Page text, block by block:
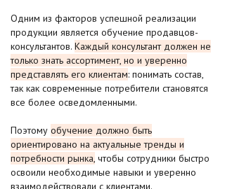
Одним из факторов успешной реализации
продукции является обучение продавцов-
консультантов. Каждый консультант должен не
только знать ассортимент, но и уверенно
представлять его клиентам: понимать состав,
так как современные потребители становятся
все более осведомленными.
Поэтому обучение должно быть
ориентировано на актуальные тренды и
потребности рынка, чтобы сотрудники быстро
освоили необходимые навыки и уверенно